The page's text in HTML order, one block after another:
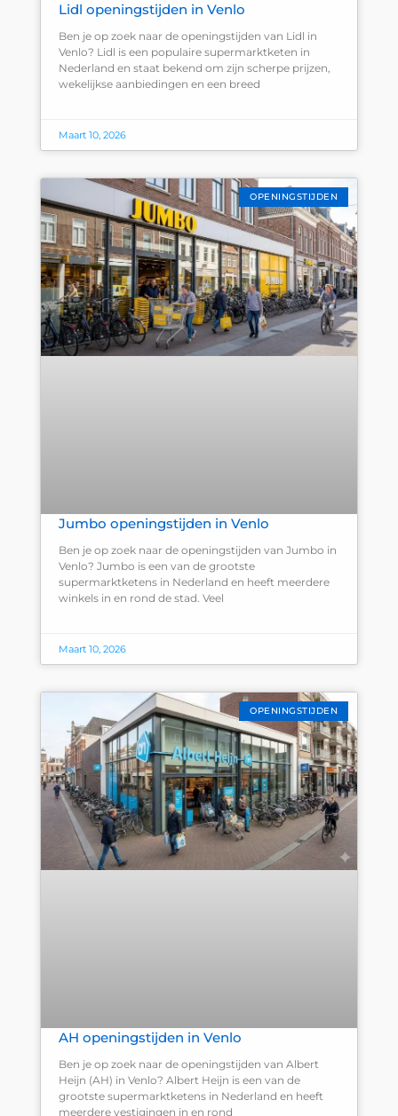
Lidl openingstijden in Venlo
Ben je op zoek naar de openingstijden van Lidl in
Venlo? Lidl is een populaire supermarktketen in
Nederland en staat bekend om zijn scherpe prijzen,
wekelijkse aanbiedingen en een breed
Maart 10, 2026
OPENINGSTIJDEN
Jumbo openingstijden in Venlo
Ben je op zoek naar de openingstijden van Jumbo in
Venlo? Jumbo is een van de grootste
supermarktketens in Nederland en heeft meerdere
winkels in en rond de stad. Veel
Maart 10, 2026
OPENINGSTIJDEN
AH openingstijden in Venlo
Ben je op zoek naar de openingstijden van Albert
Heijn (AH) in Venlo? Albert Heijn is een van de
grootste supermarktketens in Nederland en heeft
meerdere vestigingen in en rond